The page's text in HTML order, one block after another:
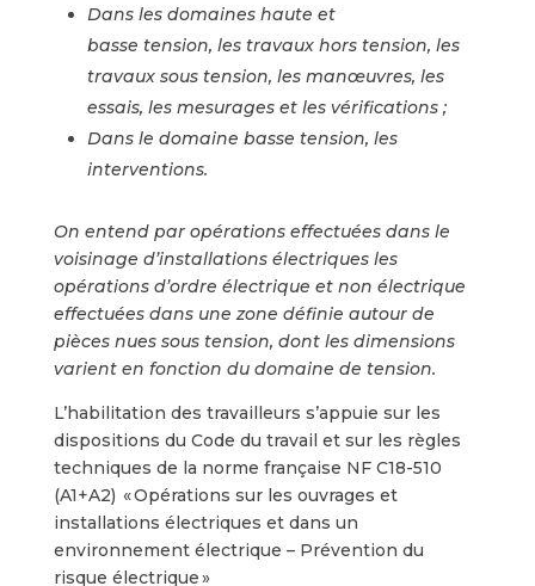
Dans les domaines haute et
basse tension, les travaux hors tension, les
travaux sous tension, les manœuvres, les
essais, les mesurages et les vérifications ;
Dans le domaine basse tension, les
interventions.
On entend par opérations effectuées dans le
voisinage d’installations électriques les
opérations d’ordre électrique et non électrique
effectuées dans une zone définie autour de
pièces nues sous tension, dont les dimensions
varient en fonction du domaine de tension.
L’habilitation des travailleurs s’appuie sur les
dispositions du Code du travail et sur les règles
techniques de la norme française NF C18-510
(A1+A2) «Opérations sur les ouvrages et
installations électriques et dans un
environnement électrique – Prévention du
risque électrique»